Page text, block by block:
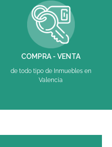
COMPRA - VENTA
de todo tipo de Inmuebles en
Valencia